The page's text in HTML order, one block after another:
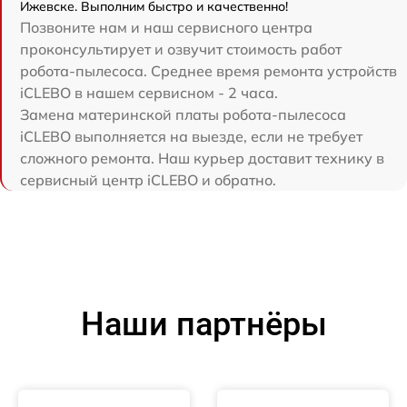
Ижевске. Выполним быстро и качественно!
Позвоните нам и наш сервисного центра
проконсультирует и озвучит стоимость работ
робота-пылесоса. Среднее время ремонта устройств
iCLEBO в нашем сервисном - 2 часа.
Замена материнской платы робота-пылесоса
iCLEBO выполняется на выезде, если не требует
сложного ремонта. Наш курьер доставит технику в
сервисный центр iCLEBO и обратно.
Наши партнёры